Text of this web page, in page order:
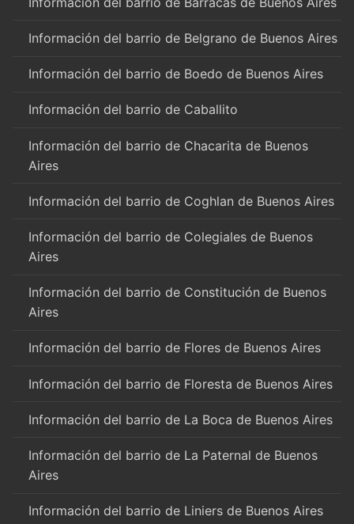
Información del barrio de Belgrano de Buenos Aires
Información del barrio de Boedo de Buenos Aires
Información del barrio de Caballito
Información del barrio de Chacarita de Buenos
Aires
Información del barrio de Coghlan de Buenos Aires
Información del barrio de Colegiales de Buenos
Aires
Información del barrio de Constitución de Buenos
Aires
Información del barrio de Flores de Buenos Aires
Información del barrio de Floresta de Buenos Aires
Información del barrio de La Boca de Buenos Aires
Información del barrio de La Paternal de Buenos
Aires
Información del barrio de Liniers de Buenos Aires